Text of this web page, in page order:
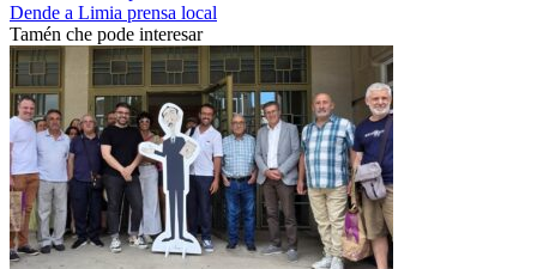
Dende a Limia prensa local
Tamén che pode interesar